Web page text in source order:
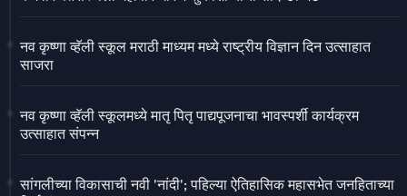
नव कृष्णा व्हॅली स्कूल मराठी माध्यम मध्ये राष्ट्रीय विज्ञान दिन उत्साहात
साजरा
नव कृष्णा व्हॅली स्कूलमध्ये मातृ पितृ पाद्यपूजनाचा भावस्पर्शी कार्यक्रम
उत्साहात संपन्न
सांगलीच्या विकासाची नवी 'नांदी'; पहिल्या ऐतिहासिक महासभेत जनहिताच्या